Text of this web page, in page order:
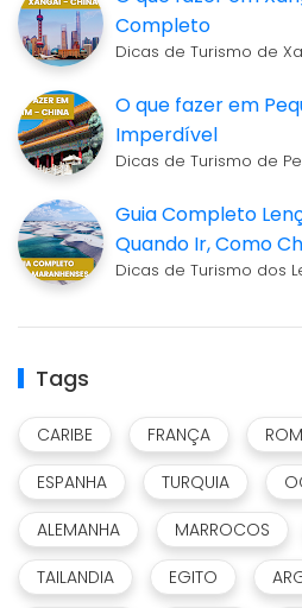
Completo
Dicas de Turismo de
O que fazer em
Imperdível
Dicas de Turismo de
Guia Completo
Quando Ir, Como
Dicas de Turismo dos
Tags
CARIBE FRANÇA
ESPANHA
TURQUIA
ALEMANHA
MARROCOS
TAILANDIA
EGITO